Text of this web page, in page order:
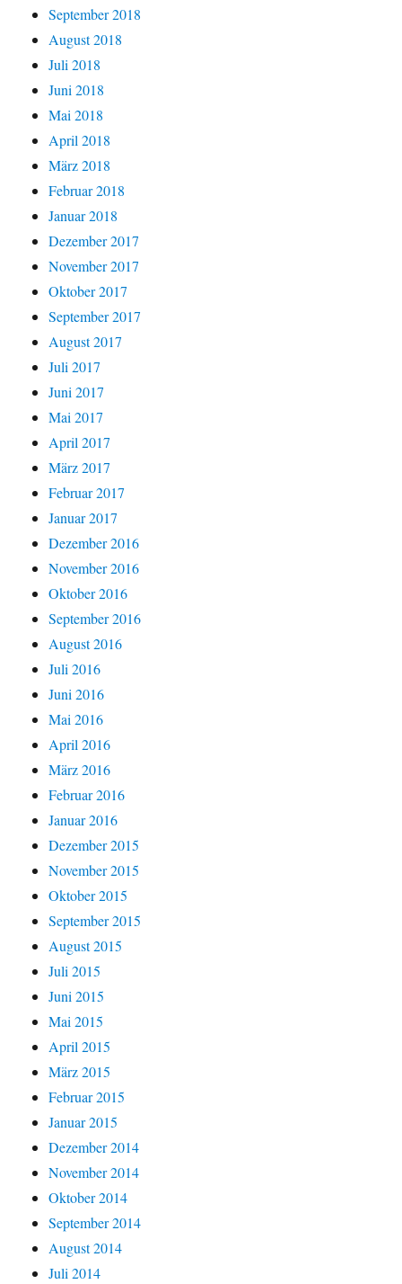
September 2018
August 2018
Juli 2018
Juni 2018
Mai 2018
April 2018
März 2018
Februar 2018
Januar 2018
Dezember 2017
November 2017
Oktober 2017
September 2017
August 2017
Juli 2017
Juni 2017
Mai 2017
April 2017
März 2017
Februar 2017
Januar 2017
Dezember 2016
November 2016
Oktober 2016
September 2016
August 2016
Juli 2016
Juni 2016
Mai 2016
April 2016
März 2016
Februar 2016
Januar 2016
Dezember 2015
November 2015
Oktober 2015
September 2015
August 2015
Juli 2015
Juni 2015
Mai 2015
April 2015
März 2015
Februar 2015
Januar 2015
Dezember 2014
November 2014
Oktober 2014
September 2014
August 2014
Juli 2014